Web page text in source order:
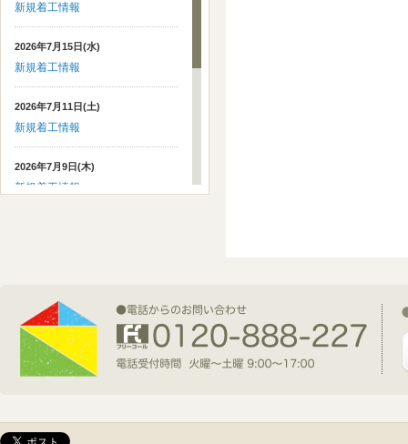
新規着工情報
2026年7月15日(水)
新規着工情報
2026年7月11日(土)
新規着工情報
2026年7月9日(木)
新規着工情報
新規着工情報
2026年5月14日(木)
新規着工情報